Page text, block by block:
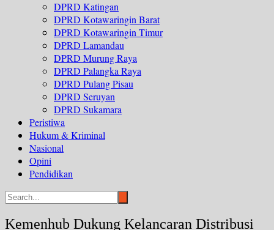
DPRD Katingan
DPRD Kotawaringin Barat
DPRD Kotawaringin Timur
DPRD Lamandau
DPRD Murung Raya
DPRD Palangka Raya
DPRD Pulang Pisau
DPRD Seruyan
DPRD Sukamara
Peristiwa
Hukum & Kriminal
Nasional
Opini
Pendidikan
Kemenhub Dukung Kelancaran Distribusi